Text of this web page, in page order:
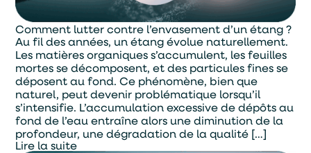
Comment lutter contre l’envasement d’un étang ?
Au fil des années, un étang évolue naturellement.
Les matières organiques s’accumulent, les feuilles
mortes se décomposent, et des particules fines se
déposent au fond. Ce phénomène, bien que
naturel, peut devenir problématique lorsqu’il
s’intensifie. L’accumulation excessive de dépôts au
fond de l’eau entraîne alors une diminution de la
profondeur, une dégradation de la qualité […]
Lire la suite